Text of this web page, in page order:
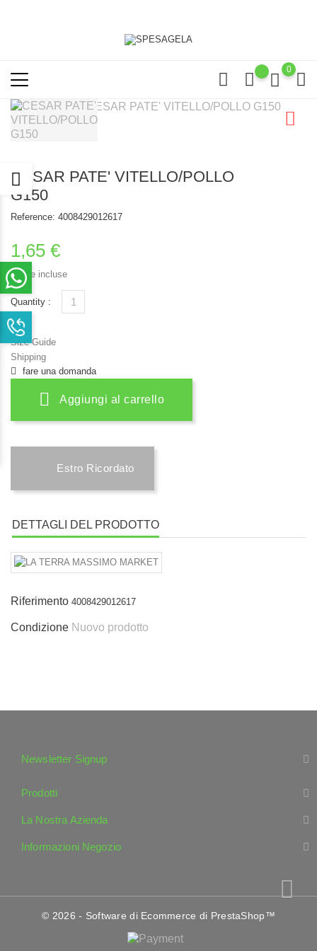
0
CESAR PATE' VITELLO/POLLO
G150
Reference: 4008429012617
1,65 €
Tasse incluse
Quantity :
Size Guide
Shipping
fare una domanda
Aggiungi al carrello
Estro Ricordato
DETTAGLI DEL PRODOTTO
Riferimento 4008429012617
Condizione Nuovo prodotto
Newsletter Signup
Prodotti
La Nostra Azienda
Informazioni Negozio
© 2026 - Software di Ecommerce di PrestaShop™